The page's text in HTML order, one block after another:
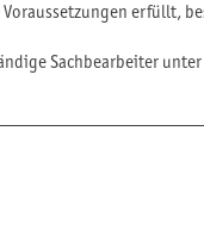
erfüllt,
Sachbearbeiter